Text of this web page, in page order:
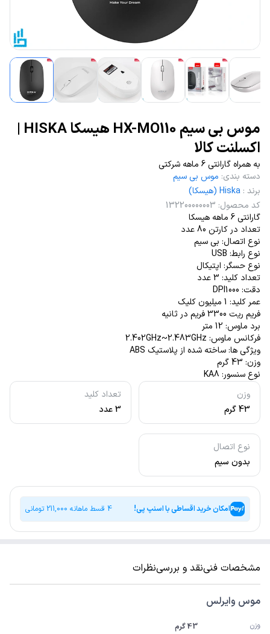
موس بی سیم HX-MO110 هیسکا HISKA |
اکسلنت کالا
وزن
43 گرم
تعداد کلید
3 عدد
نوع اتصال
بدون سیم
​​​​​​​به همراه گارانتی 6 ماهه شرکتی
دسته بندی: موس بی سیم
برند : Hiska (هیسکا)
کد محصول:
132200000003
گارانتی 6 ماهه هیسکا
تعداد در کارتن 80 عدد
نوع اتصال: بی سیم
نوع رابط: USB
نوع حسگر: اپتیکال
تعداد کلید: 3 عدد
دقت: DPI1000
عمر کلید: 1 میلیون کلیک
فریم ریت 3300 فریم در ثانیه
برد ماوس: 12 متر
فرکانس ماوس: 2.402GHz~2.483GHz
ویژگی ها: ساخته شده از پلاستیک ABS
وزن: 43 گرم
نوع سنسور: KA8
امکان خرید اقساطی با اسنپ پی! 4 قسط ماهانه 211,000 تومانی
مشخصات فنینقد و بررسینظرات
موس وایرلس
وزن 43 گرم